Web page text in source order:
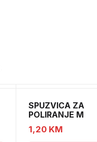
SPUZVICA ZA
POLIRANJE M
1,20 KM